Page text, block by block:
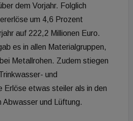
dem Vorjahr. Folglich
um 4,6 Prozent
auf 222,2 Millionen Euro.
es in allen Materialgruppen,
Metallrohen. Zudem stiegen
und
Erlöse etwas steiler als in den
Abwasser und Lüftung.